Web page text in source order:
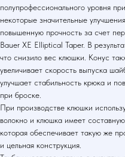
полупрофессионального уровня
некоторые значительные
повышенную прочность за счет
Bauer XE Elliptical Taper. В
что снизило вес клюшки. Конус
увеличивает скорость выпуска
улучшает стабильность крюка и
при броске.
При производстве клюшки
волокно и клюшка имеет
которая обеспечивает такую же
и цельная конструкция.